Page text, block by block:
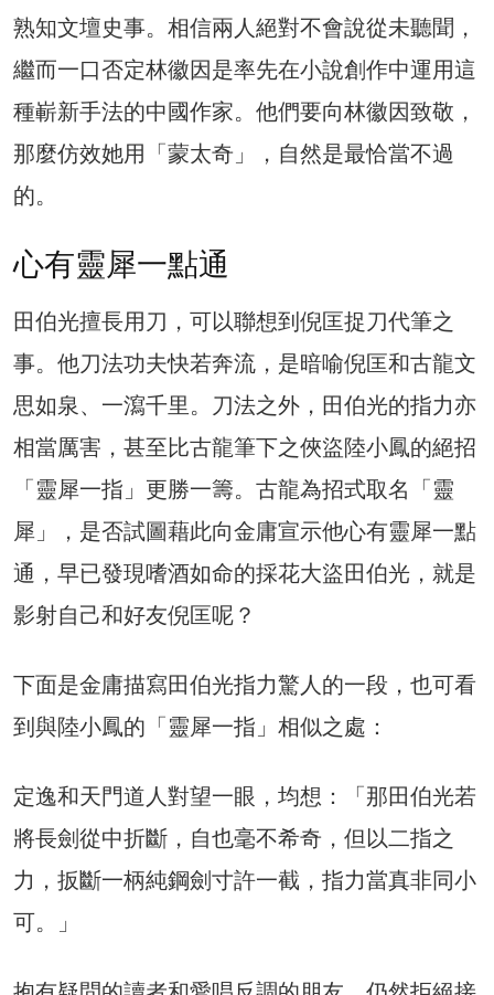
熟知文壇史事。相信兩人絕對不會說從未聽聞，
繼而一口否定林徽因是率先在小說創作中運用這
種嶄新手法的中國作家。他們要向林徽因致敬，
那麼仿效她用「蒙太奇」，自然是最恰當不過
的。
心有靈犀一點通
田伯光擅長用刀，可以聯想到倪匡捉刀代筆之
事。他刀法功夫快若奔流，是暗喻倪匡和古龍文
思如泉、一瀉千里。刀法之外，田伯光的指力亦
相當厲害，甚至比古龍筆下之俠盜陸小鳳的絕招
「靈犀一指」更勝一籌。古龍為招式取名「靈
犀」，是否試圖藉此向金庸宣示他心有靈犀一點
通，早已發現嗜酒如命的採花大盜田伯光，就是
影射自己和好友倪匡呢？
下面是金庸描寫田伯光指力驚人的一段，也可看
到與陸小鳳的「靈犀一指」相似之處：
定逸和天門道人對望一眼，均想：「那田伯光若
將長劍從中折斷，自也毫不希奇，但以二指之
力，扳斷一柄純鋼劍寸許一截，指力當真非同小
可。」